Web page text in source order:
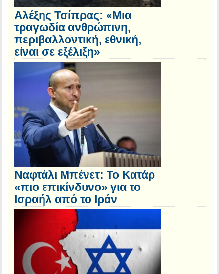
Αλέξης Τσίπρας: «Μια
τραγωδία ανθρώπινη,
περιβαλλοντική, εθνική,
είναι σε εξέλιξη»
Ναφτάλι Μπένετ: Το Κατάρ
«πιο επικίνδυνο» για το
Ισραήλ από το Ιράν